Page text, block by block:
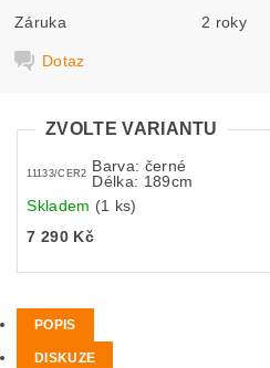
Záruka 2 roky
Dotaz
ZVOLTE VARIANTU
11133/CER2 Barva: černé
Délka: 189cm
Skladem (1 ks)
7 290 Kč
POPIS
DISKUZE